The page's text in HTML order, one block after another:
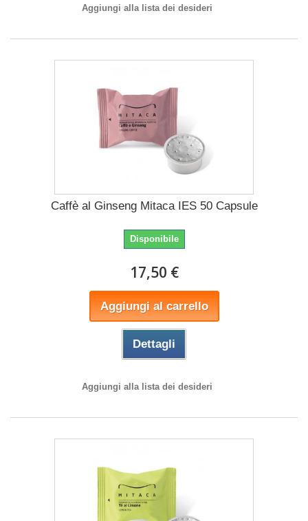
Aggiungi alla lista dei desideri
Caffè al Ginseng Mitaca IES 50 Capsule
Disponibile
17,50 €
Aggiungi al carrello
Dettagli
Aggiungi alla lista dei desideri